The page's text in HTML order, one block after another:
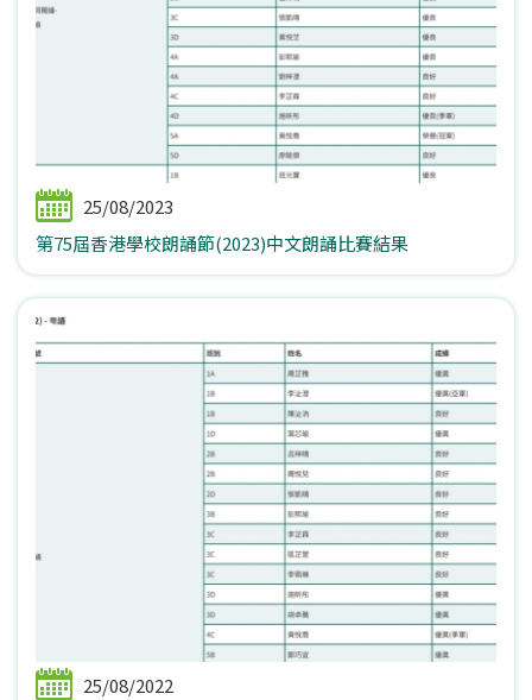
25/08/2023
第75屆香港學校朗誦節(2023)中文朗誦比賽結果
25/08/2022